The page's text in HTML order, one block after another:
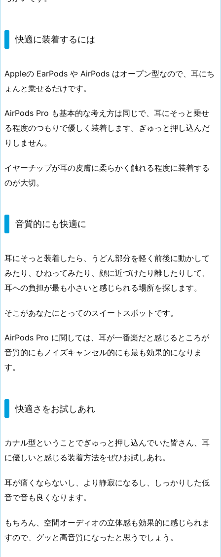
快適に装着するには
Appleの EarPods や AirPods はオープン型なので、耳にち
ょんと乗せるだけです。
AirPods Pro も基本的な考え方は同じで、耳にそっと乗せ
る程度のつもりで優しく装着します。ぎゅっと押し込んだ
りしません。
イヤーチップが耳の皮膚に柔らかく触れる程度に装着する
のが大切。
音質的にも快適に
耳にそっと装着したら、うどん部分を軽く前後に動かして
みたり、ひねってみたり、顔に近づけたり離したりして、
耳への負担が最も小さいと感じられる場所を探します。
そこがあなたにとってのスイートスポットです。
AirPods Pro に関しては、耳が一番楽だと感じるところが
音質的にもノイズキャンセル的にも最も効果的になりま
す。
快適さをお試しあれ
カナル型ということでぎゅっと押し込んでいた皆さん、耳
に優しいと感じる装着方法をぜひお試しあれ。
耳が痛くならないし、より静寂になるし、しっかりした低
音で音も良くなります。
もちろん、空間オーディオの立体感も効果的に感じられま
すので、グッと高音質になったと思うでしょう。